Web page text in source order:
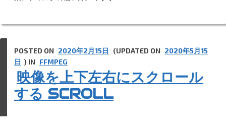
a
映像を上下左右にスクロール
する SCROLL
POSTED ON 2020年2月15日 (UPDATED ON 2020年5月15
日 ) IN FFMPEG